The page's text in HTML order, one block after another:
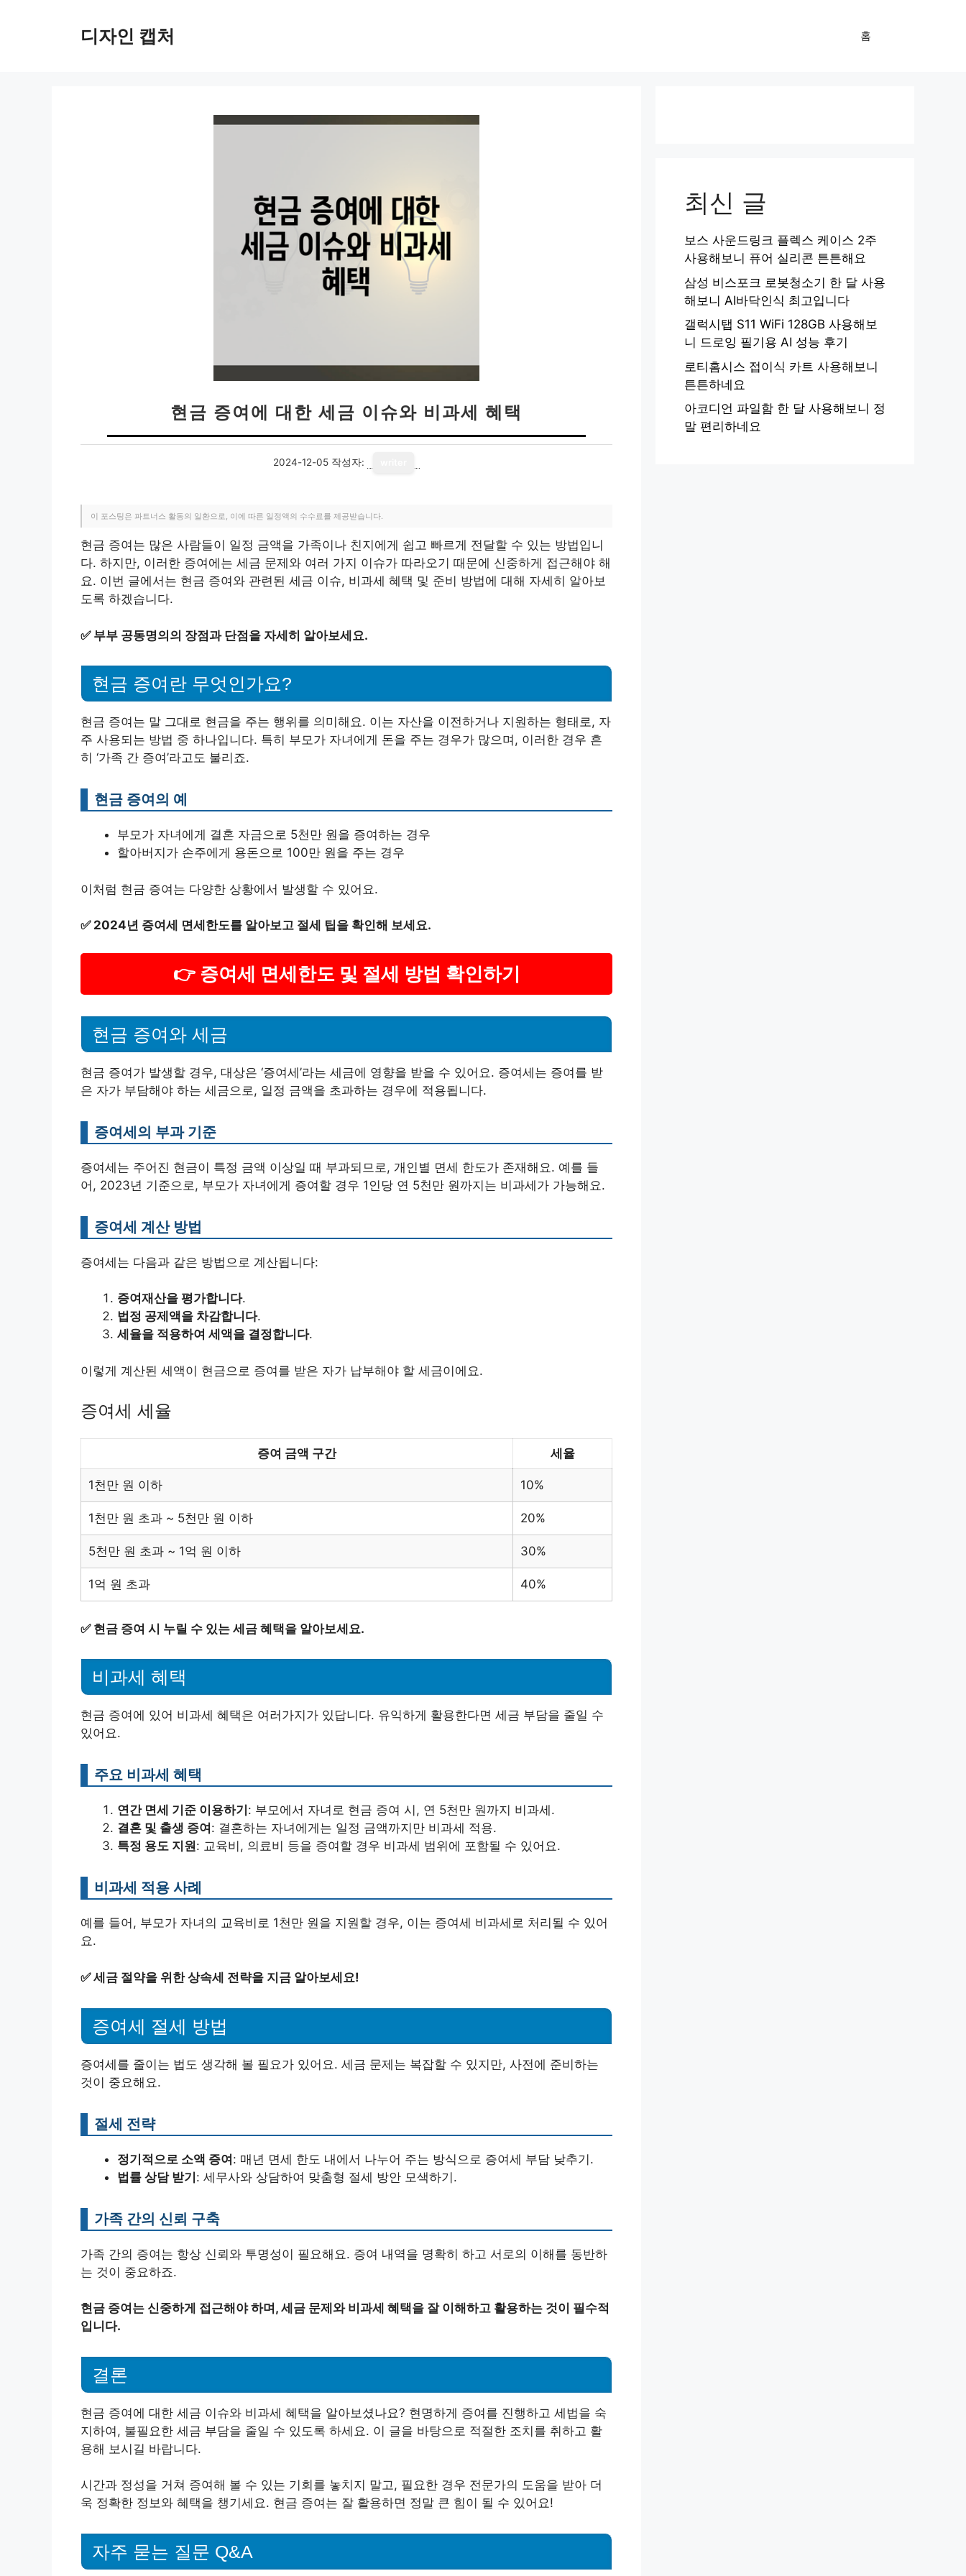
디자인 캡처 홈
현금 증여에 대한 세금 이슈와 비과세 혜택
2024-12-05 작성자:
이 포스팅은 파트너스 활동의 일환으로, 이에 따른 일정액의 수수료를 제공받습니다.
현금 증여는 많은 사람들이 일정 금액을 가족이나 친지에게 쉽고 빠르게 전달할 수 있는 방법입니
다. 하지만, 이러한 증여에는 세금 문제와 여러 가지 이슈가 따라오기 때문에 신중하게 접근해야 해
요. 이번 글에서는 현금 증여와 관련된 세금 이슈, 비과세 혜택 및 준비 방법에 대해 자세히 알아보
도록 하겠습니다.
✅ 부부 공동명의의 장점과 단점을 자세히 알아보세요.
현금 증여란 무엇인가요?
현금 증여는 말 그대로 현금을 주는 행위를 의미해요. 이는 자산을 이전하거나 지원하는 형태로, 자
주 사용되는 방법 중 하나입니다. 특히 부모가 자녀에게 돈을 주는 경우가 많으며, 이러한 경우 흔
히 ‘가족 간 증여’라고도 불리죠.
현금 증여의 예
부모가 자녀에게 결혼 자금으로 5천만 원을 증여하는 경우
할아버지가 손주에게 용돈으로 100만 원을 주는 경우
이처럼 현금 증여는 다양한 상황에서 발생할 수 있어요.
✅ 2024년 증여세 면세한도를 알아보고 절세 팁을 확인해 보세요.
👉 증여세 면세한도 및 절세 방법 확인하기
현금 증여와 세금
현금 증여가 발생할 경우, 대상은 ‘증여세’라는 세금에 영향을 받을 수 있어요. 증여세는 증여를 받
은 자가 부담해야 하는 세금으로, 일정 금액을 초과하는 경우에 적용됩니다.
증여세의 부과 기준
증여세는 주어진 현금이 특정 금액 이상일 때 부과되므로, 개인별 면세 한도가 존재해요. 예를 들
어, 2023년 기준으로, 부모가 자녀에게 증여할 경우 1인당 연 5천만 원까지는 비과세가 가능해요.
증여세 계산 방법
증여세는 다음과 같은 방법으로 계산됩니다:
증여재산을 평가합니다.
법정 공제액을 차감합니다.
세율을 적용하여 세액을 결정합니다.
이렇게 계산된 세액이 현금으로 증여를 받은 자가 납부해야 할 세금이에요.
증여세 세율
증여 금액 구간 세율
1천만 원 이하 10%
1천만 원 초과 ~ 5천만 원 이하 20%
5천만 원 초과 ~ 1억 원 이하 30%
1억 원 초과 40%
✅ 현금 증여 시 누릴 수 있는 세금 혜택을 알아보세요.
비과세 혜택
현금 증여에 있어 비과세 혜택은 여러가지가 있답니다. 유익하게 활용한다면 세금 부담을 줄일 수
있어요.
주요 비과세 혜택
연간 면세 기준 이용하기 : 부모에서 자녀로 현금 증여 시, 연 5천만 원까지 비과세.
결혼 및 출생 증여 : 결혼하는 자녀에게는 일정 금액까지만 비과세 적용.
특정 용도 지원: 교육비, 의료비 등을 증여할 경우 비과세 범위에 포함될 수 있어요.
비과세 적용 사례
예를 들어, 부모가 자녀의 교육비로 1천만 원을 지원할 경우, 이는 증여세 비과세로 처리될 수 있어
요.
✅세금 절약을 위한 상속세 전략을 지금 알아보세요!
증여세 절세 방법
증여세를 줄이는 법도 생각해 볼 필요가 있어요. 세금 문제는 복잡할 수 있지만, 사전에 준비하는
것이 중요해요.
절세 전략
정기적으로 소액 증여: 매년 면세 한도 내에서 나누어 주는 방식으로 증여세 부담 낮추기.
법률 상담 받기: 세무사와 상담하여 맞춤형 절세 방안 모색하기.
가족 간의 신뢰 구축
가족 간의 증여는 항상 신뢰와 투명성이 필요해요. 증여 내역을 명확히 하고 서로의 이해를 동반하
는 것이 중요하죠.
현금 증여는 신중하게 접근해야 하며, 세금 문제와 비과세 혜택을 잘 이해하고 활용하는 것이 필수적
입니다.
결론
현금 증여에 대한 세금 이슈와 비과세 혜택을 알아보셨나요? 현명하게 증여를 진행하고 세법을 숙
지하여, 불필요한 세금 부담을 줄일 수 있도록 하세요. 이 글을 바탕으로 적절한 조치를 취하고 활
용해 보시길 바랍니다.
시간과 정성을 거쳐 증여해 볼 수 있는 기회를 놓치지 말고, 필요한 경우 전문가의 도움을 받아 더
욱 정확한 정보와 혜택을 챙기세요. 현금 증여는 잘 활용하면 정말 큰 힘이 될 수 있어요!
자주 묻는 질문 Q&A
최신 글
보스 사운드링크 플렉스 케이스 2주
사용해보니 퓨어 실리콘 튼튼해요
삼성 비스포크 로봇청소기 한 달 사용
해보니 AI바닥인식 최고입니다
갤럭시탭 S11 WiFi 128GB 사용해보
니 드로잉 필기용 AI 성능 후기
로티홈시스 접이식 카트 사용해보니
튼튼하네요
아코디언 파일함 한 달 사용해보니 정
말 편리하네요